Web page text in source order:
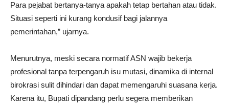
Para pejabat bertanya-tanya apakah tetap bertahan atau tidak.
Situasi seperti ini kurang kondusif bagi jalannya
pemerintahan,” ujarnya.
Menurutnya, meski secara normatif ASN wajib bekerja
profesional tanpa terpengaruh isu mutasi, dinamika di internal
birokrasi sulit dihindari dan dapat memengaruhi suasana kerja.
Karena itu, Bupati dipandang perlu segera memberikan